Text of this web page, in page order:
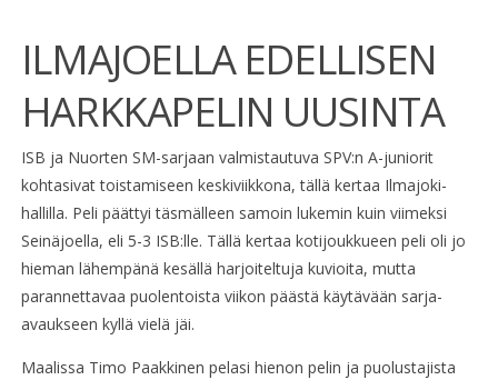
ILMAJOELLA EDELLISEN
HARKKAPELIN UUSINTA
ISB ja Nuorten SM-sarjaan valmistautuva SPV:n A-juniorit
kohtasivat toistamiseen keskiviikkona, tällä kertaa Ilmajoki-
hallilla. Peli päättyi täsmälleen samoin lukemin kuin viimeksi
Seinäjoella, eli 5-3 ISB:lle. Tällä kertaa kotijoukkueen peli oli jo
hieman lähempänä kesällä harjoiteltuja kuvioita, mutta
parannettavaa puolentoista viikon päästä käytävään sarja-
avaukseen kyllä vielä jäi.
Maalissa Timo Paakkinen pelasi hienon pelin ja puolustajista